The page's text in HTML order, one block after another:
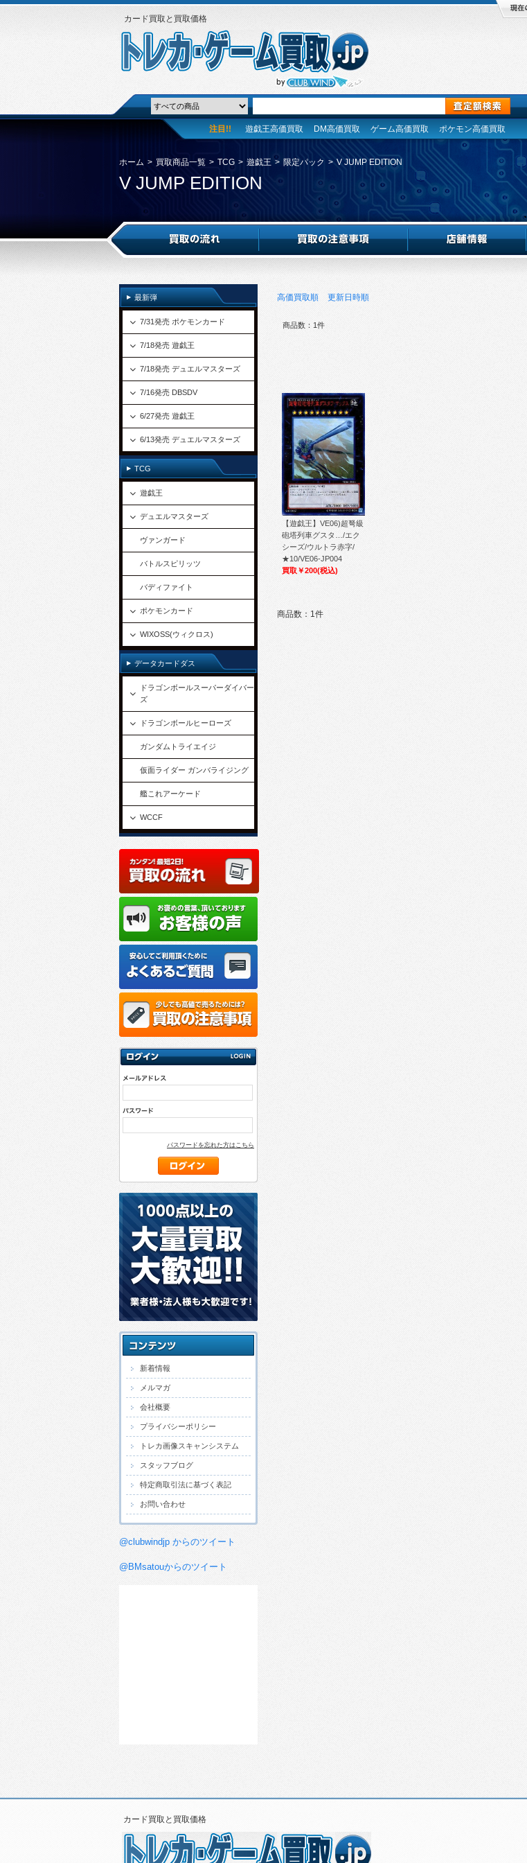
カード買取と買取価格
注目!! 遊戯王高価買取 DM高価買取 ゲーム高価買取 ポケモン高価買取
ホーム > 買取商品一覧 > TCG > 遊戯王 > 限定パック > V JUMP EDITION
V JUMP EDITION
高価買取順 更新日時順
商品数：1件
【遊戯王】VE06)超弩級
砲塔列車グスタ…/エク
シーズ/ウルトラ赤字/
★10/VE06-JP004
買取￥200(税込)
商品数：1件
最新弾
7/31発売 ポケモンカード
7/18発売 遊戯王
7/18発売 デュエルマスターズ
7/16発売 DBSDV
6/27発売 遊戯王
6/13発売 デュエルマスターズ
TCG
遊戯王
デュエルマスターズ
ヴァンガード
バトルスピリッツ
バディファイト
ポケモンカード
WIXOSS(ウィクロス)
データカードダス
ドラゴンボールスーパーダイバー
ズ
ドラゴンボールヒーローズ
ガンダムトライエイジ
仮面ライダー ガンバライジング
艦これアーケード
WCCF
パスワードを忘れた方はこちら
新着情報
メルマガ
会社概要
プライバシーポリシー
トレカ画像スキャンシステム
スタッフブログ
特定商取引法に基づく表記
お問い合わせ
@clubwindjp からのツイート
@BMsatouからのツイート
カード買取と買取価格